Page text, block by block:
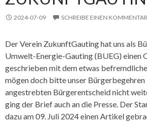
2024-07-09 SCHREIBE EINEN KOMMENTAR
Der Verein ZukunftGauting hat uns als
Umwelt-Energie-Gauting (BUEG) einen
geschrieben mit dem etwas
mögen doch bitte unser Bürgerbegehren
angestrebten Bürgerentscheid nicht
ging der Brief auch an die Presse. Der
dazu am 09. Juli 2024 einen Artikel